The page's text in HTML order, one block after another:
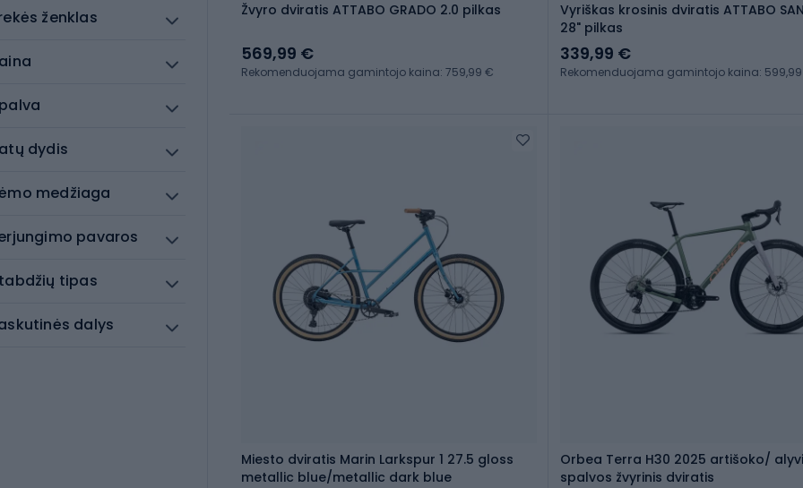
ženklas
dydis
medžiaga
pavaros
tipas
dalys
Žvyro dviratis ATTABO GRADO 2.0 pilkas
569,99 €
Rekomenduojama gamintojo kaina: 759,99 €
Vyriškas krosinis dviratis ATTABO
28" pilkas
339,99 €
Rekomenduojama gamintojo kaina:
Miesto dviratis Marin Larkspur 1 27.5 gloss
metallic blue/metallic dark blue
Orbea Terra H30 2025 artišoko/
spalvos žvyrinis dviratis